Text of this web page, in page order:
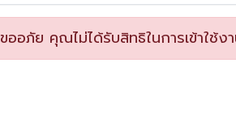
ขออภัย คุณไม่ได้รับสิทธิในการเข้าใช้ง